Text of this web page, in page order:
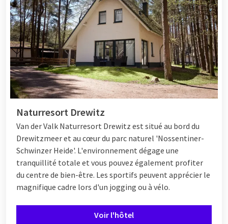
Naturresort Drewitz
Van der Valk Naturresort Drewitz est situé au bord du
Drewitzmeer et au cœur du parc naturel 'Nossentiner-
Schwinzer Heide'. L'environnement dégage une
tranquillité totale et vous pouvez également profiter
du centre de bien-être. Les sportifs peuvent apprécier le
magnifique cadre lors d'un jogging ou à vélo.
Voir l'hôtel